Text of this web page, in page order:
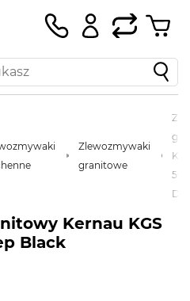
Zlewozmywaki
granitowe
Kernau KGS
Black